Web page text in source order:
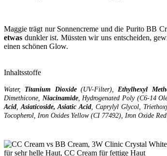
Maggie trägt nur Sonnencreme und die Purito BB
etwas dunkler ist. Müssten wir uns entscheiden,
einen schönen Glow.
Inhaltsstoffe
Water, Titanium Dioxide(UV-Filter),Ethylhexyl
Dimethicone, Niacinamide, Hydrogenated Poly (C6-14
Acid,Asiaticoside, Asiatic Acid, Caprylyl Glycol,
Tocopherol, Iron Oxides Yellow (CI 77492), Iron Oxide